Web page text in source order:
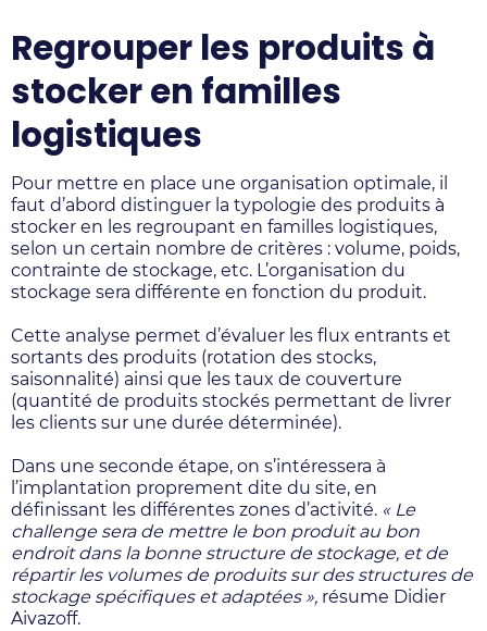
Regrouper les produits à
stocker en familles
logistiques
Pour mettre en place une organisation optimale, il
faut d’abord distinguer la typologie des produits à
stocker en les regroupant en familles logistiques,
selon un certain nombre de critères : volume, poids,
contrainte de stockage, etc. L’organisation du
stockage sera différente en fonction du produit.
Cette analyse permet d’évaluer les flux entrants et
sortants des produits (rotation des stocks,
saisonnalité) ainsi que les taux de couverture
(quantité de produits stockés permettant de livrer
les clients sur une durée déterminée).
Dans une seconde étape, on s’intéressera à
l’implantation proprement dite du site, en
définissant les différentes zones d’activité. « Le
challenge sera de mettre le bon produit au bon
endroit dans la bonne structure de stockage, et de
répartir les volumes de produits sur des structures de
stockage spécifiques et adaptées », résume Didier
Aivazoff.